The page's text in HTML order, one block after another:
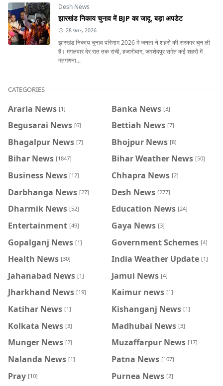
Desh News
झारखंड निकाय चुनाव में BJP का जादू, बड़ा अपडेट
28 फ़र॰, 2026
झारखंड निकाय चुनाव परिणाम 2026 में जनता ने शहरों की सरकार चुन ली
है। मंगलवार देर रात तक रांची, हजारीबाग, जमशेदपुर समेत कई शहरों में
मतगणना...
CATEGORIES
Araria News [1] Banka News [3]
Begusarai News [6] Bettiah News [7]
Bhagalpur News [7] Bhojpur News [8]
Bihar News [1847] Bihar Weather News [50]
Business News [12] Chhapra News [2]
Darbhanga News [27] Desh News [277]
Dharmik News [52] Education News [24]
Entertainment [49] Gaya News [3]
Gopalganj News [1] Government Schemes [4]
Health News [30] India Weather Update [1]
Jahanabad News [1] Jamui News [4]
Jharkhand News [19] Kaimur news [1]
Katihar News [1] Kishanganj News [1]
Kolkata News [3] Madhubai News [3]
Munger News [2] Muzaffarpur News [17]
Nalanda News [1] Patna News [107]
Pray [10] Purnea News [2]